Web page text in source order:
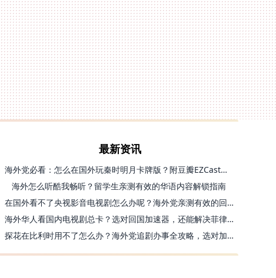
最新资讯
海外党必看：怎么在国外玩秦时明月卡牌版？附豆瓣EZCast地区限制破解法
海外怎么听酷我畅听？留学生亲测有效的华语内容解锁指南
在国外看不了央视影音电视剧怎么办呢？海外党亲测有效的回国加速方案
海外华人看国内电视剧总卡？选对回国加速器，还能解决菲律宾打不开反诈中心的问题
探花在比利时用不了怎么办？海外党追剧办事全攻略，选对加速器就够了